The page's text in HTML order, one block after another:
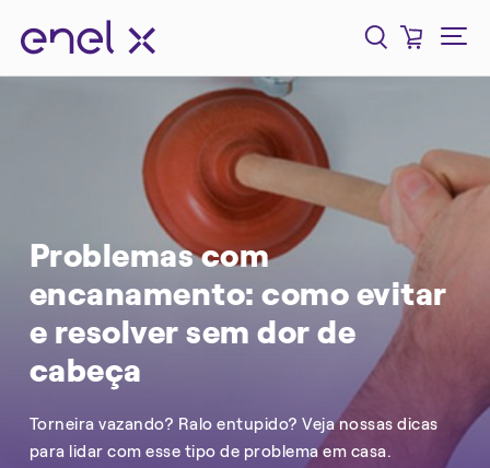
Problemas com
encanamento: como evitar
e resolver sem dor de
cabeça
Torneira vazando? Ralo entupido? Veja nossas dicas
para lidar com esse tipo de problema em casa.